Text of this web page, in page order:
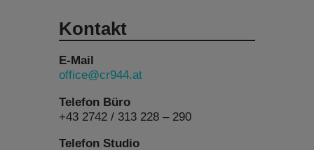
Kontakt
E-Mail
office@cr944.at
Telefon Büro
+43 2742 / 313 228 – 290
Telefon Studio